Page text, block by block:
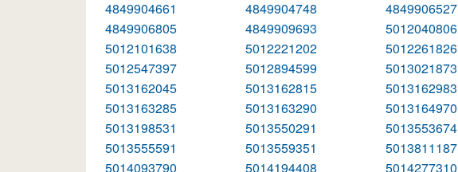
4849904661
4849904748 4849906527
4849906805
4849909693 5012040806
5012101638
5012221202 5012261826
5012547397
5012894599 5013021873
5013162045
5013162815 5013162983
5013163285
5013163290 5013164970
5013198531
5013550291 5013553674
5013555591
5013559351 5013811187
5014093790
5014194408 5014277310